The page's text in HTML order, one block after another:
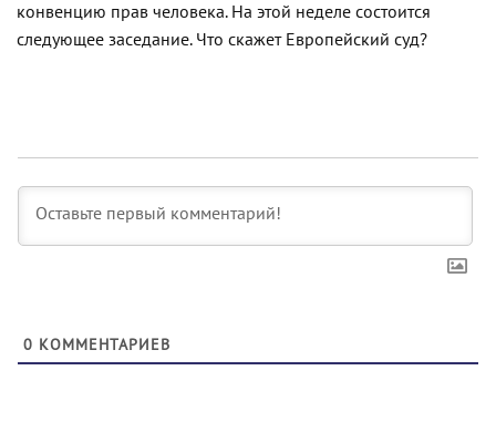
конвенцию прав человека. На этой неделе состоится
следующее заседание. Что скажет Европейский суд?
0 КОММЕНТАРИЕВ